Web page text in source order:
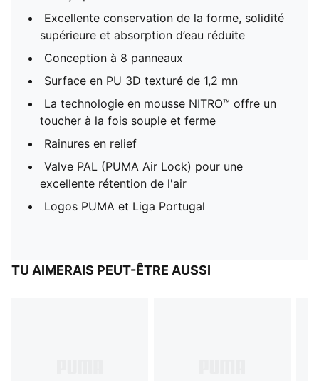
Excellente conservation de la forme, solidité
supérieure et absorption d’eau réduite
Conception à 8 panneaux
Surface en PU 3D texturé de 1,2 mn
La technologie en mousse NITRO™ offre un
toucher à la fois souple et ferme
Rainures en relief
Valve PAL (PUMA Air Lock) pour une
excellente rétention de l'air
Logos PUMA et Liga Portugal
TU AIMERAIS PEUT-ÊTRE AUSSI